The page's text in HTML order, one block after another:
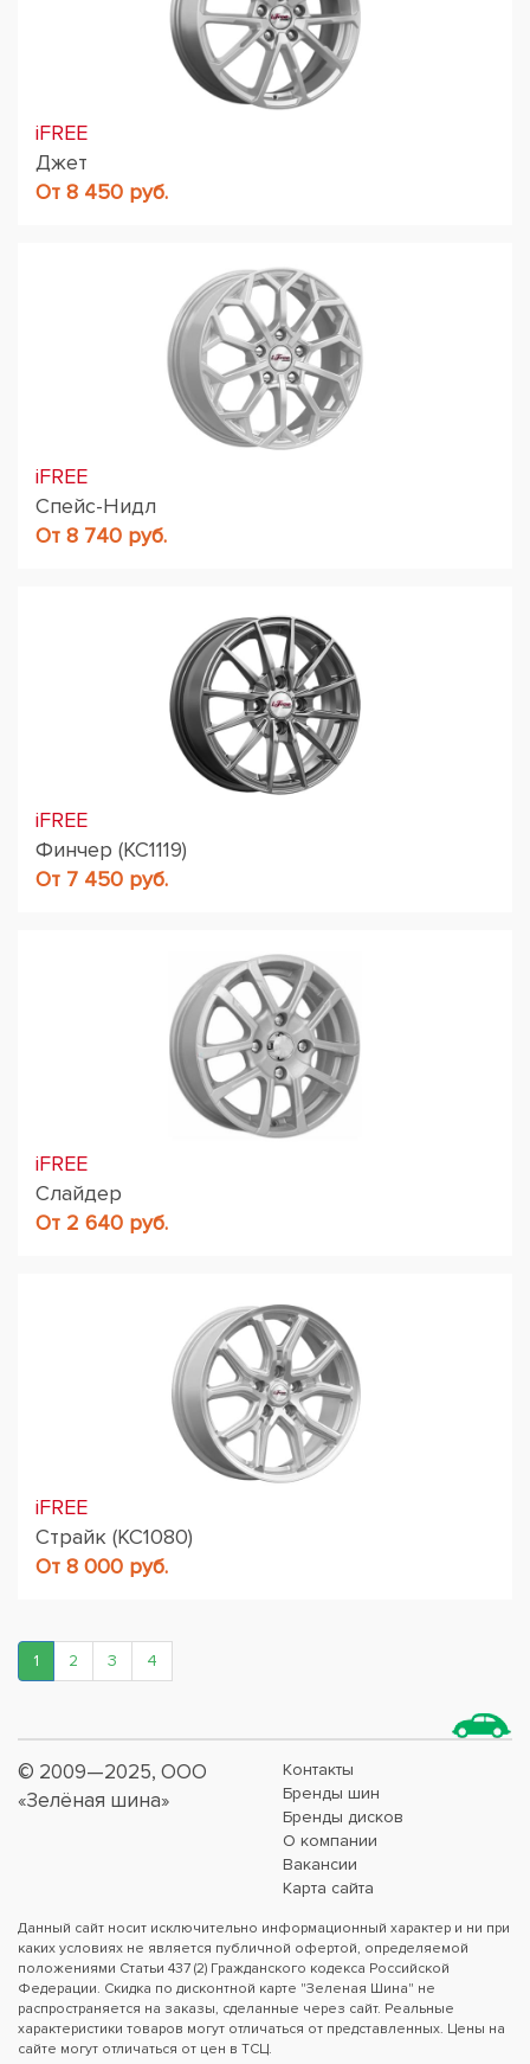
iFREE
Джет
От 8 450 руб.
iFREE
Спейс-Нидл
От 8 740 руб.
iFREE
Финчер (КС1119)
От 7 450 руб.
iFREE
Слайдер
От 2 640 руб.
iFREE
Страйк (КС1080)
От 8 000 руб.
1 2 3 4
© 2009—2025, ООО
«Зелёная шина»
Контакты
Бренды шин
Бренды дисков
О компании
Вакансии
Карта сайта
Данный сайт носит исключительно информационный характер и ни при
каких условиях не является публичной офертой, определяемой
положениями Статьи 437 (2) Гражданского кодекса Российской
Федерации. Скидка по дисконтной карте "Зеленая Шина" не
распространяется на заказы, сделанные через сайт. Реальные
характеристики товаров могут отличаться от представленных. Цены на
сайте могут отличаться от цен в ТСЦ.